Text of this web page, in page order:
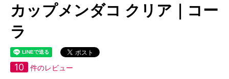
カップメンダコ クリア｜コー
ラ
10 件のレビュー